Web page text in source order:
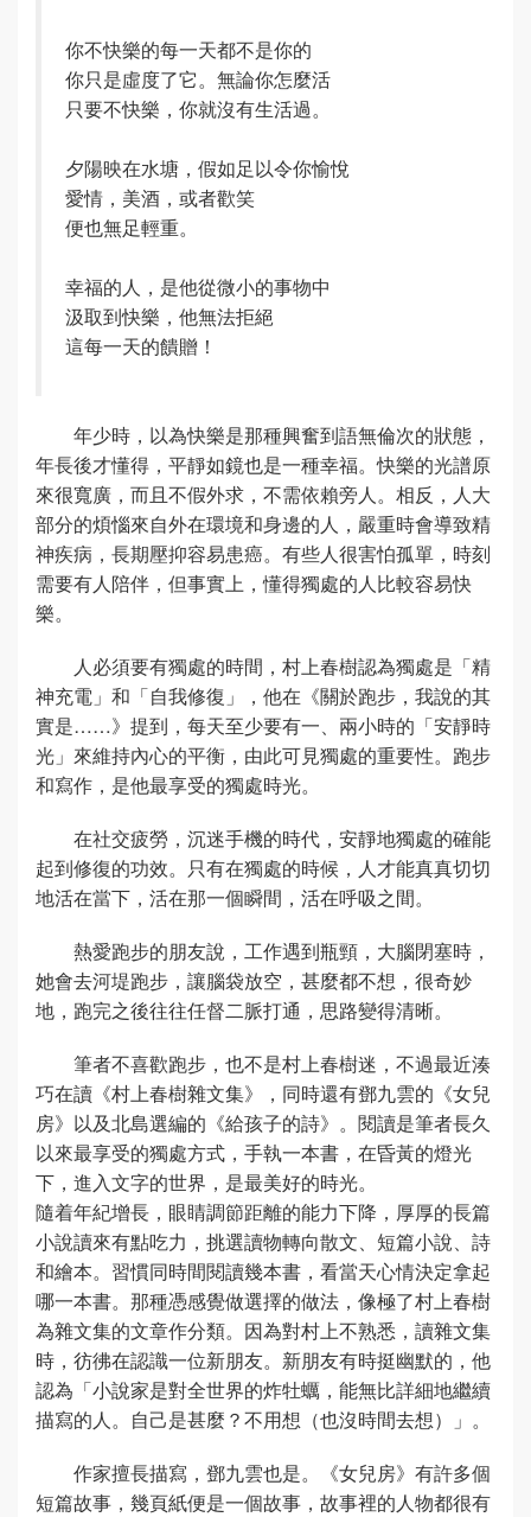
你不快樂的每一天都不是你的
你只是虛度了它。無論你怎麼活
只要不快樂，你就沒有生活過。
夕陽映在水塘，假如足以令你愉悅
愛情，美酒，或者歡笑
便也無足輕重。
幸福的人，是他從微小的事物中
汲取到快樂，他無法拒絕
這每一天的饋贈！
年少時，以為快樂是那種興奮到語無倫次的狀態，
年長後才懂得，平靜如鏡也是一種幸福。快樂的光譜原
來很寬廣，而且不假外求，不需依賴旁人。相反，人大
部分的煩惱來自外在環境和身邊的人，嚴重時會導致精
神疾病，長期壓抑容易患癌。有些人很害怕孤單，時刻
需要有人陪伴，但事實上，懂得獨處的人比較容易快
樂。
人必須要有獨處的時間，村上春樹認為獨處是「精
神充電」和「自我修復」，他在《關於跑步，我說的其
實是……》提到，每天至少要有一、兩小時的「安靜時
光」來維持內心的平衡，由此可見獨處的重要性。跑步
和寫作，是他最享受的獨處時光。
在社交疲勞，沉迷手機的時代，安靜地獨處的確能
起到修復的功效。只有在獨處的時候，人才能真真切切
地活在當下，活在那一個瞬間，活在呼吸之間。
熱愛跑步的朋友說，工作遇到瓶頸，大腦閉塞時，
她會去河堤跑步，讓腦袋放空，甚麼都不想，很奇妙
地，跑完之後往往任督二脈打通，思路變得清晰。
筆者不喜歡跑步，也不是村上春樹迷，不過最近湊
巧在讀《村上春樹雜文集》，同時還有鄧九雲的《女兒
房》以及北島選編的《給孩子的詩》。閱讀是筆者長久
以來最享受的獨處方式，手執一本書，在昏黃的燈光
下，進入文字的世界，是最美好的時光。
隨着年紀增長，眼睛調節距離的能力下降，厚厚的長篇
小說讀來有點吃力，挑選讀物轉向散文、短篇小說、詩
和繪本。習慣同時間閱讀幾本書，看當天心情決定拿起
哪一本書。那種憑感覺做選擇的做法，像極了村上春樹
為雜文集的文章作分類。因為對村上不熟悉，讀雜文集
時，彷彿在認識一位新朋友。新朋友有時挺幽默的，他
認為「小說家是對全世界的炸牡蠣，能無比詳細地繼續
描寫的人。自己是甚麼？不用想（也沒時間去想）」。
作家擅長描寫，鄧九雲也是。《女兒房》有許多個
短篇故事，幾頁紙便是一個故事，故事裡的人物都很有